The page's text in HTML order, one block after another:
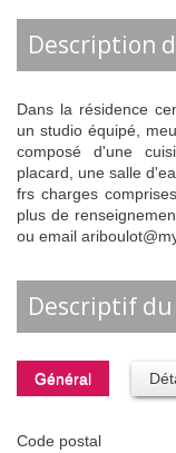
description
Dans la résidence
un studio équipé,
composé d'une
placard, une salle
frs charges
plus de
ou email
descriptif
Général
Code postal